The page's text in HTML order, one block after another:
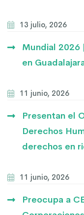
13 julio, 2026
Mundial 2026
en
11 junio, 2026
Presentan el
Derechos
derechos en
11 junio, 2026
Preocupa a